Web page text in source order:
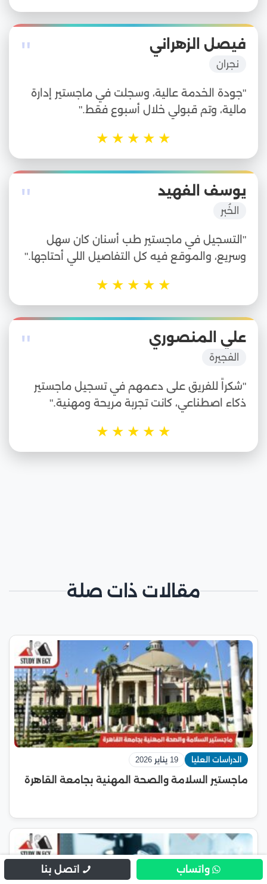
" فيصل الزهراني
نجران
"جودة الخدمة عالية، وسجلت في ماجستير إدارة
مالية، وتم قبولي خلال أسبوع فقط."
★
★
★
★
★
" يوسف الفهيد
الخُبر
"التسجيل في ماجستير طب أسنان كان سهل
وسريع، والموقع فيه كل التفاصيل اللي أحتاجها."
★
★
★
★
★
" علي المنصوري
الفجيرة
"شكراً للفريق على دعمهم في تسجيل ماجستير
ذكاء اصطناعي، كانت تجربة مريحة ومهنية."
★
★
★
★
★
مقالات ذات صلة
الدراسات العليا 19 يناير 2026
ماجستير السلامة والصحة المهنية بجامعة القاهرة
واتساب اتصل بنا